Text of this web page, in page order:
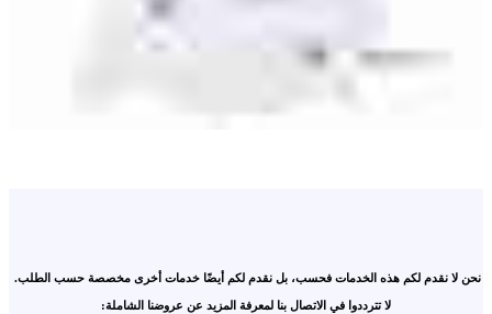
نحن لا نقدم لكم هذه الخدمات فحسب، بل نقدم لكم أيضًا خدمات أخرى مخصصة حسب الطلب.
لا تترددوا في الاتصال بنا لمعرفة المزيد عن عروضنا الشاملة: